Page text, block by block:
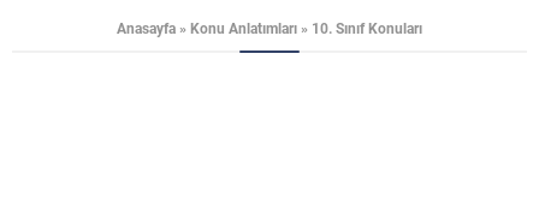
Anasayfa » Konu Anlatımları » 10. Sınıf Konuları